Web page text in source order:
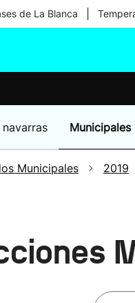
de La Blanca
Municipales 2019